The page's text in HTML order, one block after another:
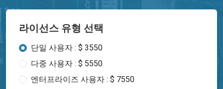
라이선스 유형 선택
단일 사용자 : $ 3550
다중 사용자 : $ 5550
엔터프라이즈 사용자 : $ 7550